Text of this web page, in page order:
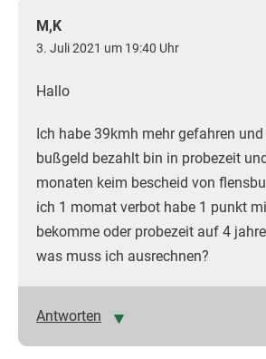
M,K
3. Juli 2021 um 19:40 Uhr
Hallo
Ich habe 39kmh mehr gefahren
bußgeld bezahlt bin in probezeit
monaten keim bescheid von
ich 1 momat verbot habe 1 punkt
bekomme oder probezeit auf 4
was muss ich ausrechnen?
Antworten